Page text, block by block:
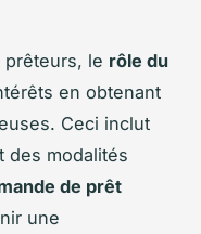
prêteurs, le rôle du
en obtenant
Ceci inclut
des modalités
de prêt
une